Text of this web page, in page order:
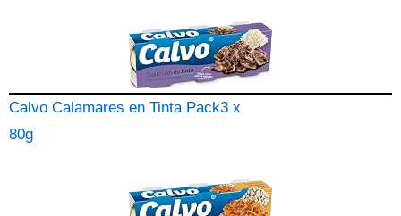
Calvo Calamares en Tinta Pack3 x
80g